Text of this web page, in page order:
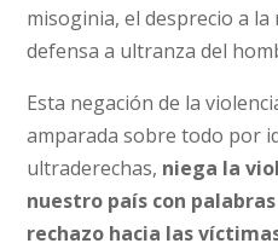
misoginia, el desprecio a
defensa a ultranza del
Esta negación de la
amparada sobre todo por
ultraderechas, niega la
nuestro país con
rechazo hacia las